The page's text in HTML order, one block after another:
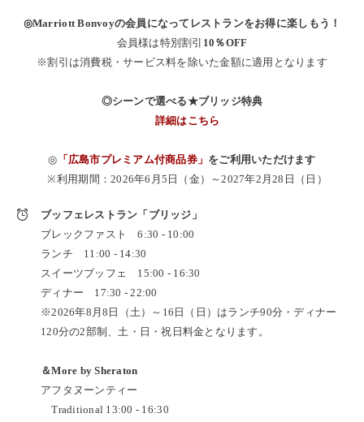
◎Marriott Bonvoyの会員になってレストランをお得に楽しもう！
会員様は特別割引 10％OFF
※割引は消費税・サービス料を除いた金額に適用となります
◎シーンで選べる★ブリッジ特典
詳細はこちら
◎ 「広島市プレミアム付商品券」 をご利用いただけます
※利用期間：2026年6月5日（金）～2027年2月28日（日）
ブッフェレストラン「ブリッジ」
ブレックファスト 6:30 - 10:00
ランチ 11:00 - 14:30
スイーツブッフェ 15:00 - 16:30
ディナー 17:30 - 22:00
※2026年8月8日（土）～16日（日）はランチ90分・ディナー
120分の2部制、土・日・祝日料金となります。
＆More by Sheraton
アフタヌーンティー
Traditional 13:00 - 16:30